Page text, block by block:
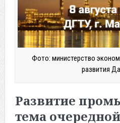
Фото: министерство
развития
Развитие
тема очередной